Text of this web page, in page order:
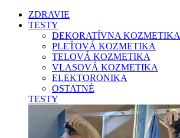
ZDRAVIE
TESTY
DEKORATÍVNA KOZMETIKA
PLEŤOVÁ KOZMETIKA
TELOVÁ KOZMETIKA
VLASOVÁ KOZMETIKA
ELEKTORONIKA
OSTATNÉ
TESTY